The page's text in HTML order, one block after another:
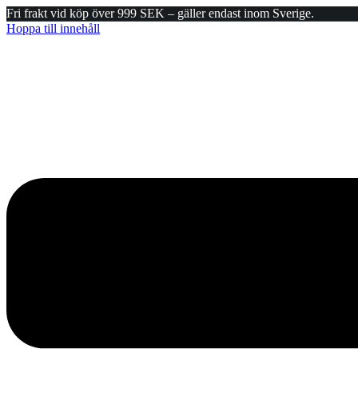
Fri frakt vid köp över 999 SEK – gäller endast inom Sverige.
Hoppa till innehåll